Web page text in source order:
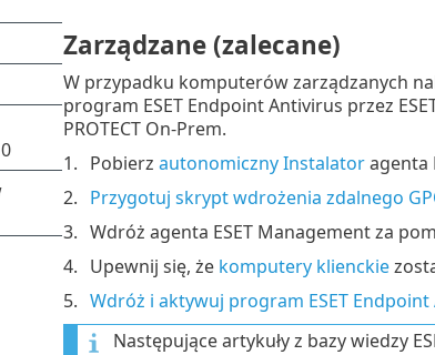
Zarządzane (zalecane)
W przypadku komputerów zarządzanych
program ESET Endpoint Antivirus przez
PROTECT On-Prem.
Pobierz autonomiczny Instalatoragenta
Przygotuj skrypt wdrożenia zdalnego
Wdróż agenta ESET Management za
Upewnij się, że komputery klienckie
Wdróż i aktywuj program ESET
Następujące artykuły z bazy wiedzy